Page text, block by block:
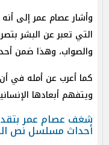
وأشار عصام عمر إلى
التي تعبر عن البشر
والصواب، وهذا ضمن
كما أعرب عن أمله في
ويتفهم أبعادها
شغف عصام عمر
أحداث مسلسل نص